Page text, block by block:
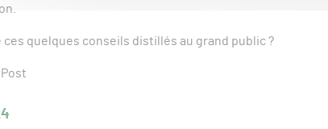
ces quelques conseils distillés au grand public ?